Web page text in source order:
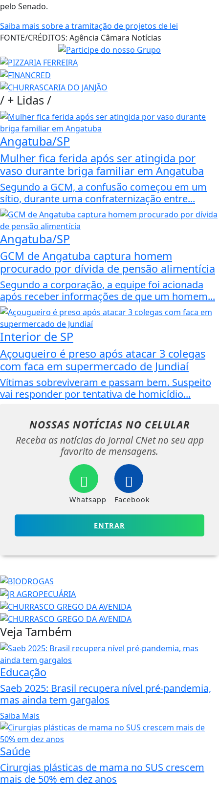
pelo Senado.
Saiba mais sobre a tramitação de projetos de lei
FONTE/CRÉDITOS: Agência Câmara Notícias
/ + Lidas/
Angatuba/SP
Mulher fica ferida após ser atingida por
vaso durante briga familiar em Angatuba
Segundo a GCM, a confusão começou em um
sítio, durante uma confraternização entre...
Angatuba/SP
GCM de Angatuba captura homem
procurado por dívida de pensão alimentícia
Segundo a corporação, a equipe foi acionada
após receber informações de que um homem...
Interior de SP
Açougueiro é preso após atacar 3 colegas
com faca em supermercado de Jundiaí
Vítimas sobreviveram e passam bem. Suspeito
vai responder por tentativa de homicídio...
NOSSAS NOTÍCIAS NO CELULAR
Receba as notícias do Jornal CNet no seu app
favorito de mensagens.
Whatsapp Facebook
ENTRAR
Veja Também
Educação
Saeb 2025: Brasil recupera nível pré-pandemia,
mas ainda tem gargalos
Saiba Mais
Saúde
Cirurgias plásticas de mama no SUS crescem
mais de 50% em dez anos